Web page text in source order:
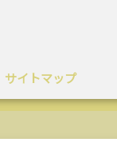
サイトマップ